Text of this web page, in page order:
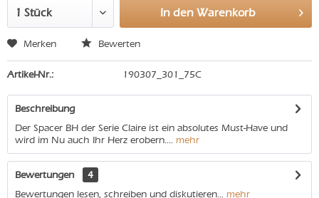
In den Warenkorb
Merken Bewerten
Artikel-Nr.: 190307_301_75C
Beschreibung
Der Spacer BH der Serie Claire ist ein absolutes Must-Have und
wird im Nu auch Ihr Herz erobern.... mehr
Bewertungen
4
Bewertungen lesen, schreiben und diskutieren... mehr